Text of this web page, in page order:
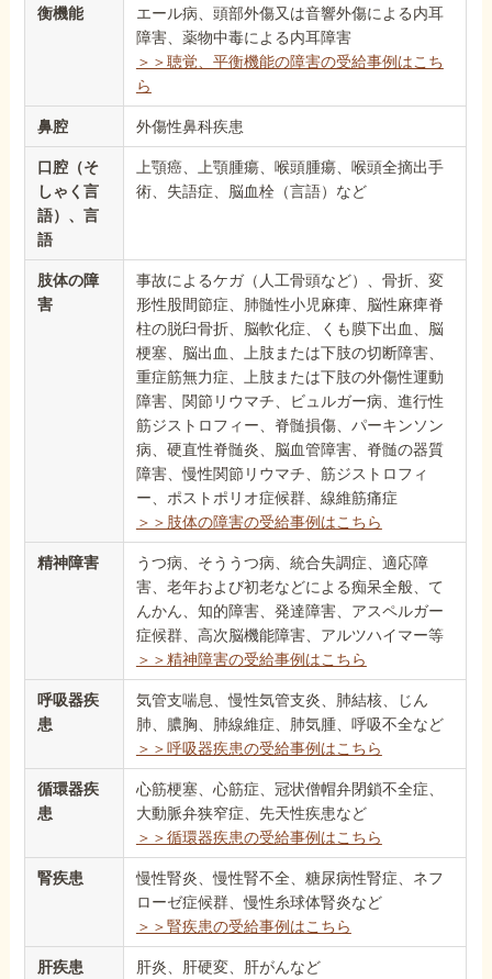
衡機能
エール病、頭部外傷又は音響外傷による内耳
障害、薬物中毒による内耳障害
＞＞聴覚、平衡機能の障害の受給事例はこち
ら
鼻腔 外傷性鼻科疾患
口腔（そ
しゃく言
語）、言
語
上顎癌、上顎腫瘍、喉頭腫瘍、喉頭全摘出手
術、失語症、脳血栓（言語）など
肢体の障
害
事故によるケガ（人工骨頭など）、骨折、変
形性股間節症、肺髄性小児麻痺、脳性麻痺脊
柱の脱臼骨折、脳軟化症、くも膜下出血、脳
梗塞、脳出血、上肢または下肢の切断障害、
重症筋無力症、上肢または下肢の外傷性運動
障害、関節リウマチ、ビュルガー病、進行性
筋ジストロフィー、脊髄損傷、パーキンソン
病、硬直性脊髄炎、脳血管障害、脊髄の器質
障害、慢性関節リウマチ、筋ジストロフィ
ー、ポストポリオ症候群、線維筋痛症
＞＞肢体の障害の受給事例はこちら
精神障害
うつ病、そううつ病、統合失調症、適応障
害、老年および初老などによる痴呆全般、て
んかん、知的障害、発達障害、アスペルガー
症候群、高次脳機能障害、アルツハイマー等
＞＞精神障害の受給事例はこちら
呼吸器疾
患
気管支喘息、慢性気管支炎、肺結核、じん
肺、膿胸、肺線維症、肺気腫、呼吸不全など
＞＞呼吸器疾患の受給事例はこちら
循環器疾
患
心筋梗塞、心筋症、冠状僧帽弁閉鎖不全症、
大動脈弁狭窄症、先天性疾患など
＞＞循環器疾患の受給事例はこちら
腎疾患
慢性腎炎、慢性腎不全、糖尿病性腎症、ネフ
ローゼ症候群、慢性糸球体腎炎など
＞＞腎疾患の受給事例はこちら
肝疾患 肝炎、肝硬変、肝がんなど